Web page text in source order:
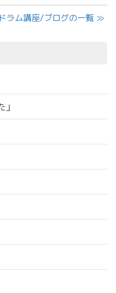
ドラム講座/ブログの一覧 ≫